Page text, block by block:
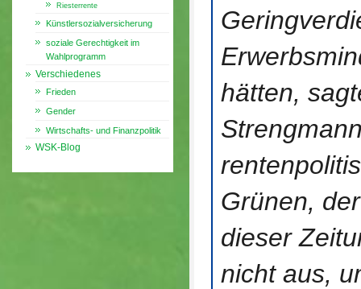
Riesterrente
Künstlersozialversicherung
soziale Gerechtigkeit im
Wahlprogramm
Verschiedenes
Frieden
Gender
Wirtschafts- und Finanzpolitik
WSK-Blog
hätten,
Grünen,
dieser
nicht aus,